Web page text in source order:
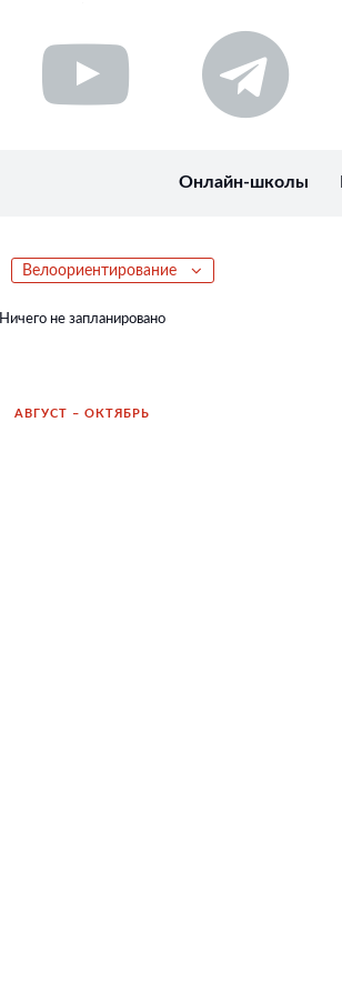
Онлайн-школы
Велоориентирование
Ничего не запланировано
АВГУСТ – ОКТЯБРЬ